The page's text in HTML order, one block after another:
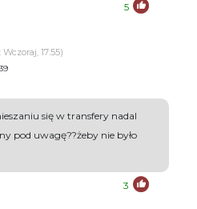
5
17:55)
się w transfery nadal
pod uwagę??żeby nie było
3